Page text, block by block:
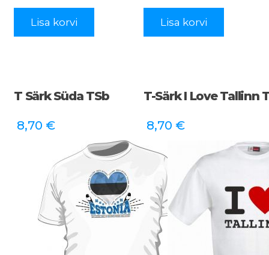
Lisa korvi Lisa korvi
T Särk Süda TSb
8,70 €
T-Särk I Love Tallinn
8,70 €